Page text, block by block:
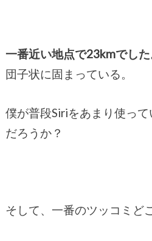
一番近い地点で23kmでした
団子状に固まっている。
僕が普段Siriをあまり使っ
だろうか？
そして、一番のツッコミど